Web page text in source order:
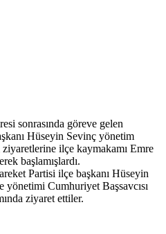
sonrasında göreve gelen
Hüseyin Sevinç yönetim
ilçe kaymakamı Emre
başlamışlardı.
Partisi ilçe başkanı Hüseyin
yönetimi Cumhuriyet Başsavcısı
ziyaret ettiler.